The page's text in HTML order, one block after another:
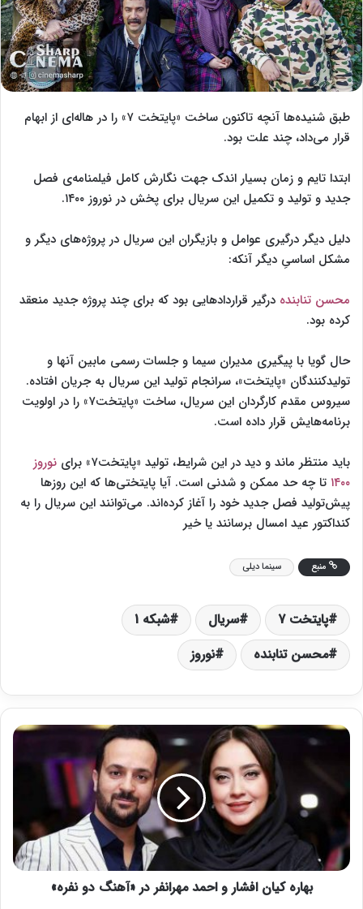
طبق شنیده‌ها آنچه تاکنون ساخت «پایتخت ۷» را در هاله‌ای از ابهام
قرار می‌داد، چند علت بود.
ابتدا تایم و زمان بسیار اندک جهت نگارش کامل فیلمنامه‌ی فصل
جدید و تولید و تکمیل این سریال برای پخش در نوروز ۱۴۰۰.
دلیل دیگر درگیری عوامل و بازیگران این سریال در پروژه‌های دیگر و
مشکل اساسیِ دیگر آنکه:
محسن تنابنده درگیر قراردادهایی بود که برای چند پروژه جدید منعقد
کرده بود.
حال گویا با پیگیری مدیران سیما و جلسات رسمی مابین آنها و
تولیدکنندگان «پایتخت»، سرانجام تولید این سریال به جریان افتاده.
سیروس مقدم کارگردان این سریال، ساخت «پایتخت۷» را در اولویت
برنامه‌هایش قرار داده است.
باید منتظر ماند و دید در این شرایط، تولید «پایتخت۷» برای
نوروز
۱۴۰۰ تا چه‌ حد ممکن و شدنی است. آیا پایتختی‌ها که این روزها
پیش‌تولید فصل جدید خود را آغاز کرده‌اند. می‌توانند این سریال را به
کنداکتور عید امسال برسانند یا خیر
منبع سینما دیلی
پایتخت 7 سریال
شبکه 1
محسن تنابنده
نوروز
ب
ک
ی
ا
ن
بهاره کیان افشار و احمد مهرانفر در «آهنگ دو نفره»